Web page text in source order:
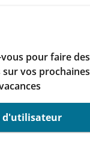
pour faire des
sur vos prochaines
d'utilisateur